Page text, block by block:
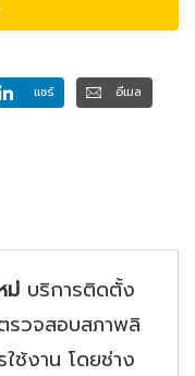
แชร์
อีเมล
ม่ บริการติดตั้ง
รวจสอบสภาพลิ
ช้งาน โดยช่าง